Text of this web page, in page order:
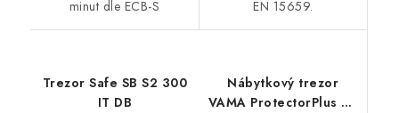
minut dle ECB-S
EN 15659.
Trezor Safe SB S2 300
IT DB
Nábytkový trezor
VAMA ProtectorPlus 65